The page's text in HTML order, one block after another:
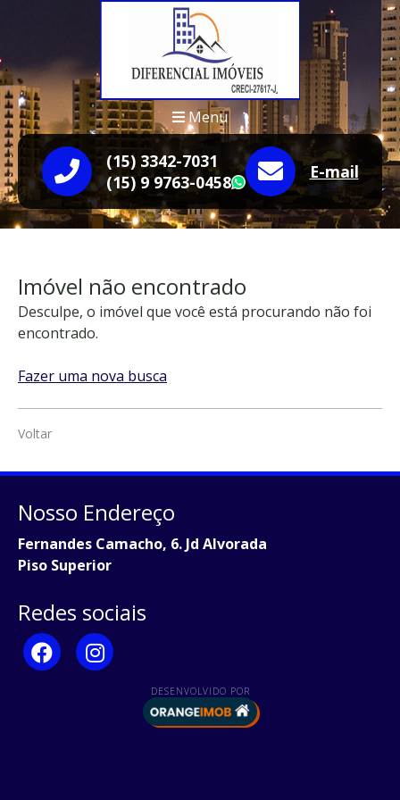
Menu
(15) 3342-7031
(15) 9 9763-0458
WhatsApp
E-mail
Imóvel não encontrado
Desculpe, o imóvel que você está procurando não foi
encontrado.
Fazer uma nova busca
Voltar
Nosso Endereço
Fernandes Camacho, 6. Jd Alvorada
Piso Superior
Redes sociais
DESENVOLVIDO POR